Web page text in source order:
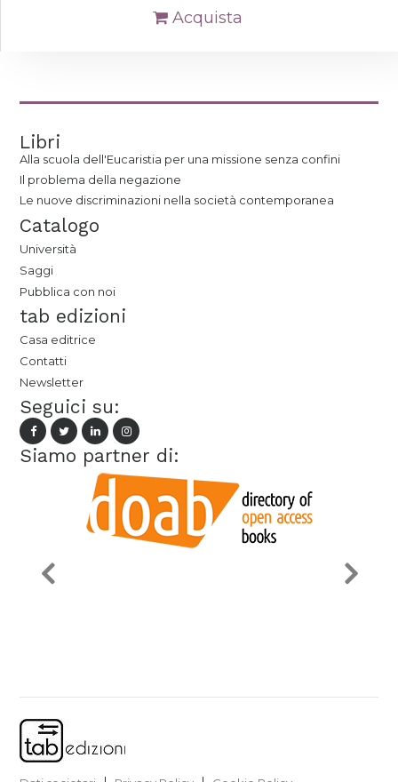
Acquista
Libri
Alla scuola dell'Eucaristia per una missione senza confini
Il problema della negazione
Le nuove discriminazioni nella società contemporanea
Catalogo
Università
Saggi
Pubblica con noi
tab edizioni
Casa editrice
Contatti
Newsletter
Seguici su:
Siamo partner di: